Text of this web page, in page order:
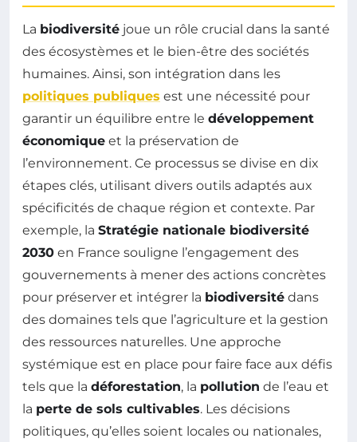
La biodiversité joue un rôle crucial dans la santé
des écosystèmes et le bien-être des sociétés
humaines. Ainsi, son intégration dans les
politiques publiques est une nécessité pour
garantir un équilibre entre le développement
économique et la préservation de
l’environnement. Ce processus se divise en dix
étapes clés, utilisant divers outils adaptés aux
spécificités de chaque région et contexte. Par
exemple, la Stratégie nationale biodiversité
2030 en France souligne l’engagement des
gouvernements à mener des actions concrètes
pour préserver et intégrer la biodiversité dans
des domaines tels que l’agriculture et la gestion
des ressources naturelles. Une approche
systémique est en place pour faire face aux défis
tels que la déforestation, la pollution de l’eau et
la perte de sols cultivables. Les décisions
politiques, qu’elles soient locales ou nationales,